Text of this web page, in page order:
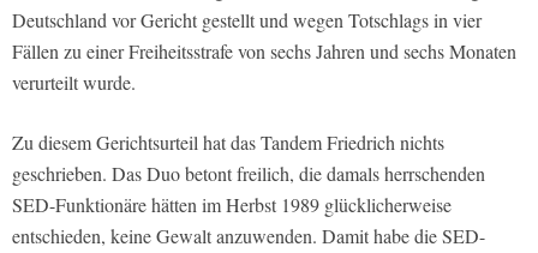
Deutschland vor Gericht gestellt und wegen Totschlags in vier
Fällen zu einer Freiheitsstrafe von sechs Jahren und sechs Monaten
verurteilt wurde.
Zu diesem Gerichtsurteil hat das Tandem Friedrich nichts
geschrieben. Das Duo betont freilich, die damals herrschenden
SED-Funktionäre hätten im Herbst 1989 glücklicherweise
entschieden, keine Gewalt anzuwenden. Damit habe die SED-